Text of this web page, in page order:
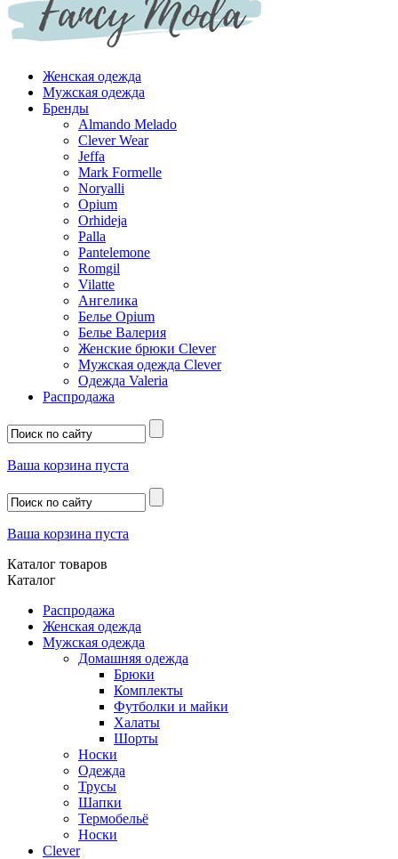
Женская одежда
Мужская одежда
Бренды
Almando Melado
Clever Wear
Jeffa
Mark Formelle
Noryalli
Opium
Orhideja
Palla
Pantelemone
Romgil
Vilatte
Ангелика
Белье Opium
Белье Валерия
Женские брюки Clever
Мужская одежда Clever
Одежда Valeria
Распродажа
Ваша корзина пуста
Ваша корзина пуста
Каталог товаров
Каталог
Распродажа
Женская одежда
Мужская одежда
Домашняя одежда
Брюки
Комплекты
Футболки и майки
Халаты
Шорты
Носки
Одежда
Трусы
Шапки
Термобельё
Носки
Clever